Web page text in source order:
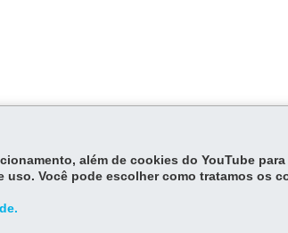
além de cookies do YouTube
Você pode escolher como tratamos os